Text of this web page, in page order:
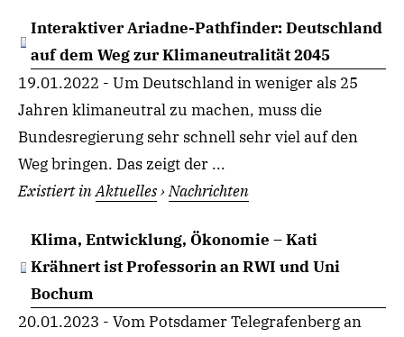
Interaktiver Ariadne-Pathfinder: Deutschland
auf dem Weg zur Klimaneutralität 2045
19.01.2022 - Um Deutschland in weniger als 25
Jahren klimaneutral zu machen, muss die
Bundesregierung sehr schnell sehr viel auf den
Weg bringen. Das zeigt der ...
Existiert inAktuelles›Nachrichten
Klima, Entwicklung, Ökonomie – Kati
Krähnert ist Professorin an RWI und Uni
Bochum
20.01.2023 - Vom Potsdamer Telegrafenberg an